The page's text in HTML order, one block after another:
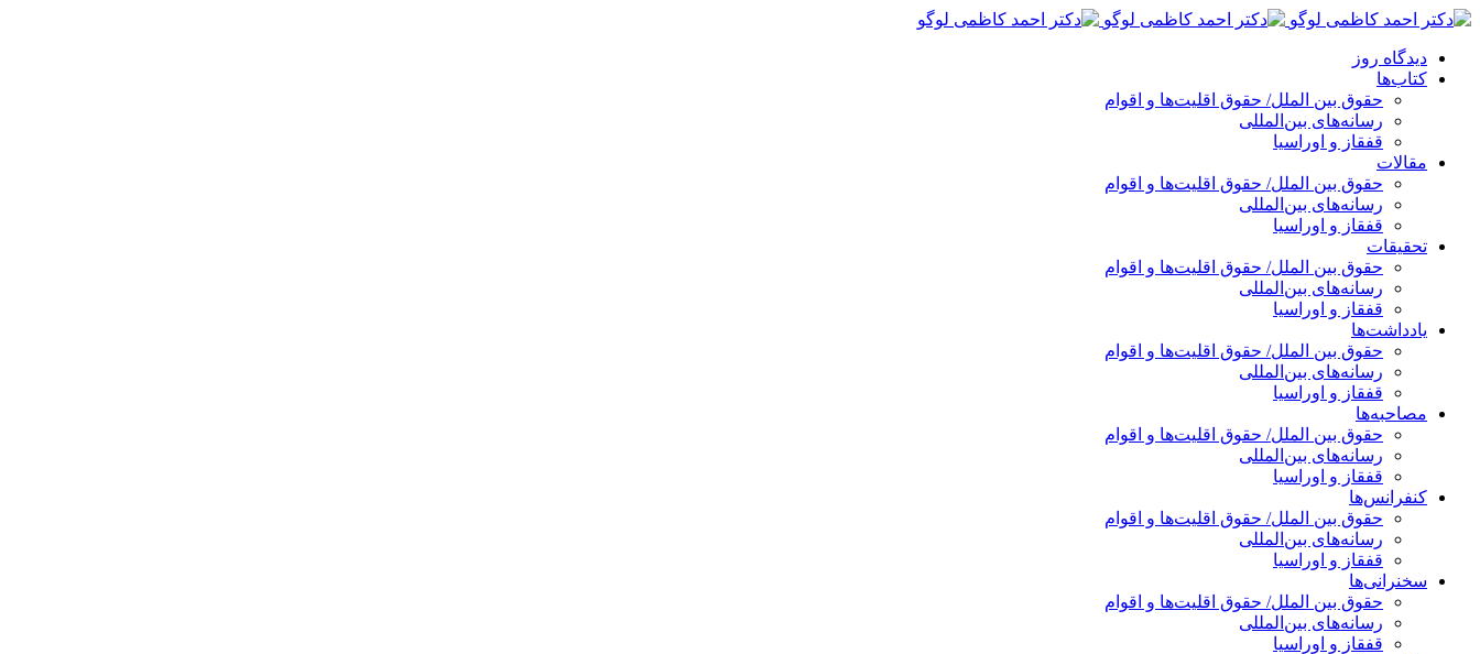
پرش
محتوا
دیدگاه روز
کتاب‌ها
حقوق بین الملل/ حقوق اقلیت‌ها و اقوام
رسانه‌های بین‌المللی
قفقاز و اوراسیا
مقالات
حقوق بین الملل/ حقوق اقلیت‌ها و اقوام
رسانه‌های بین‌المللی
قفقاز و اوراسیا
تحقیقات
حقوق بین الملل/ حقوق اقلیت‌ها و اقوام
رسانه‌های بین‌المللی
قفقاز و اوراسیا
یادداشت‌ها
حقوق بین الملل/ حقوق اقلیت‌ها و اقوام
رسانه‌های بین‌المللی
قفقاز و اوراسیا
مصاحبه‌ها
حقوق بین الملل/ حقوق اقلیت‌ها و اقوام
رسانه‌های بین‌المللی
قفقاز و اوراسیا
کنفرانس‌ها
حقوق بین الملل/ حقوق اقلیت‌ها و اقوام
رسانه‌های بین‌المللی
قفقاز و اوراسیا
سخنرانی‌ها
حقوق بین الملل/ حقوق اقلیت‌ها و اقوام
رسانه‌های بین‌المللی
قفقاز و اوراسیا